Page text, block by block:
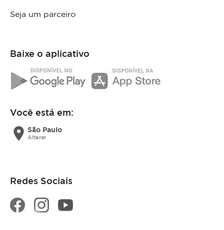
Seja um parceiro
Baixe o aplicativo
Você está em:
location_on São Paulo
Alterar
Redes Sociais